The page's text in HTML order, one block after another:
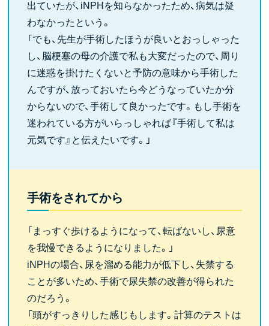
出ていたが、iNPHを知らなかったため、病気は疑
わなかったという。
「でも、先生が手術したほうが良いとおっしゃった
し、脳梗塞の母の介護で私も大変だったので、周り
に迷惑を掛けたくないと予防の意味から手術した
んですが、放っておいたら今どうなっていたか分
からないので、手術して良かったです。もし手術を
迷われている方がいらっしゃれば『手術して私は
元気です』と伝えたいです。」
手術をされてから
「まっすぐ歩けるようになって、転ばないし、尿意
を我慢できるようになりました。」
iNPHの場合、尿を溜める能力が低下し、失禁する
ことが多いため、手術で尿失禁の改善が得られた
のだろう。
「頭がすっきりした感じもします。計算のテストは